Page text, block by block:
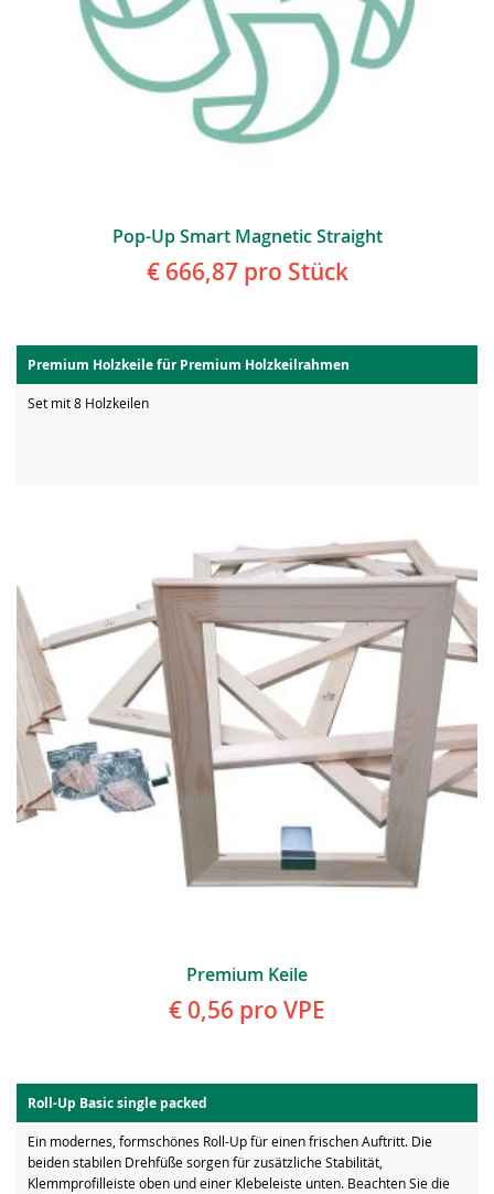
Pop-Up Smart Magnetic Straight
€ 666,87pro Stück
Premium Holzkeile für Premium Holzkeilrahmen
Set mit 8 Holzkeilen
Premium Keile
€ 0,56 pro VPE
Roll-Up Basic single packed
Ein modernes, formschönes Roll-Up für einen frischen Auftritt. Die
beiden stabilen Drehfüße sorgen für zusätzliche Stabilität,
Klemmprofilleiste oben und einer Klebeleiste unten. Beachten Sie die